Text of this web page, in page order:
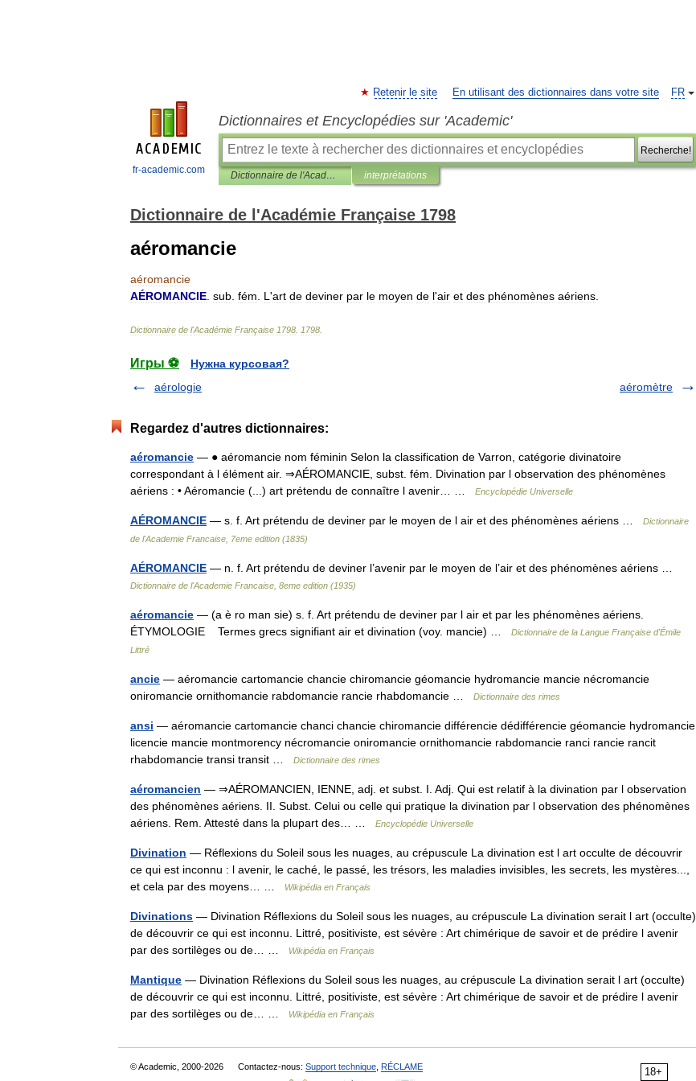
fr-academic.com
FR
Retenir le site En utilisant des dictionnaires dans votre site
Dictionnaires et Encyclopédies sur 'Academic'
Recherche!
Dictionnaire de l'Académie Française 1798 interprétations
Dictionnaire de l'Académie Française 1798
aéromancie
aéromancie
AÉROMANCIE sub fém L 'art de deviner par le moyen de l'air et des phénomènes aériens
Dictionnaire de l'Académie Française 1798 1798
Игры ⚽
Нужна курсовая?
aérologie
aéromètre
Regardez d'autres dictionnaires:
aéromancie — ● aéromancie nom féminin Selon la classification de Varron, catégorie divinatoire
correspondant à l élément air. ⇒AÉROMANCIE, subst. fém. Divination par l observation des phénomènes
aériens : • Aéromancie (...) art prétendu de connaître l avenir… …
Encyclopédie Universelle
AÉROMANCIE — s. f. Art prétendu de deviner par le moyen de l air et des phénomènes aériens …
Dictionnaire
de l'Academie Francaise, 7eme edition (1835)
AÉROMANCIE — n. f. Art prétendu de deviner l’avenir par le moyen de l’air et des phénomènes aériens …
Dictionnaire de l'Academie Francaise, 8eme edition (1935)
aéromancie — (a è ro man sie) s. f. Art prétendu de deviner par l air et par les phénomènes aériens.
ÉTYMOLOGIE Termes grecs signifiant air et divination (voy. mancie) …
Dictionnaire de la Langue Française d'Émile
Littré
ancie — aéromancie cartomancie chancie chiromancie géomancie hydromancie mancie nécromancie
oniromancie ornithomancie rabdomancie rancie rhabdomancie …
Dictionnaire des rimes
ansi — aéromancie cartomancie chanci chancie chiromancie différencie dédifférencie géomancie hydromancie
licencie mancie montmorency nécromancie oniromancie ornithomancie rabdomancie ranci rancie rancit
rhabdomancie transi transit …
Dictionnaire des rimes
aéromancien — ⇒AÉROMANCIEN, IENNE, adj. et subst. I. Adj. Qui est relatif à la divination par l observation
des phénomènes aériens. II. Subst. Celui ou celle qui pratique la divination par l observation des phénomènes
aériens. Rem. Attesté dans la plupart des… …
Encyclopédie Universelle
Divination — Réflexions du Soleil sous les nuages, au crépuscule La divination est l art occulte de découvrir
ce qui est inconnu : l avenir, le caché, le passé, les trésors, les maladies invisibles, les secrets, les mystères...,
et cela par des moyens… …
Wikipédia en Français
Divinations — Divination Réflexions du Soleil sous les nuages, au crépuscule La divination serait l art (occulte)
de découvrir ce qui est inconnu. Littré, positiviste, est sévère : Art chimérique de savoir et de prédire l avenir
par des sortilèges ou de… …
Wikipédia en Français
Mantique — Divination Réflexions du Soleil sous les nuages, au crépuscule La divination serait l art (occulte)
de découvrir ce qui est inconnu. Littré, positiviste, est sévère : Art chimérique de savoir et de prédire l avenir
par des sortilèges ou de… …
Wikipédia en Français
18+
© Academic, 2000-2026 Contactez-nous: Support technique RÉCLAME